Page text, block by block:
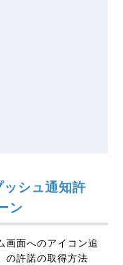
シュ通知許
ン
画面へのアイコン追
の許諾の取得方法